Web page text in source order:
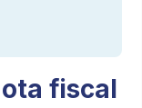
fiscal